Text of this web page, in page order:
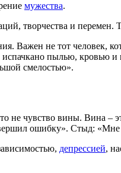
мужества.
творчества и перемен.
Важен не тот человек,
пылью, кровью
смелостью».
не чувство вины. Вина –
ошибку». Стыд:
депрессией,